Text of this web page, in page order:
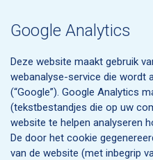
Google Analytics
Deze website maakt gebruik
webanalyse-service die wordt
(“Google”). Google Analytics
(tekstbestandjes die op uw
website te helpen analyseren
De door het cookie
van de website (met inbegrip